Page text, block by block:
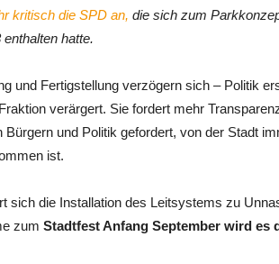
kritisch die SPD an, die sich zum
enthalten hatte.
und Fertigstellung verzögern sich – Politik
verärgert. Sie fordert mehr
Bürgern und Politik gefordert, von der Stadt
ist.
sich die Installation des Leitsystems zu
zum Stadtfest Anfang September wird es